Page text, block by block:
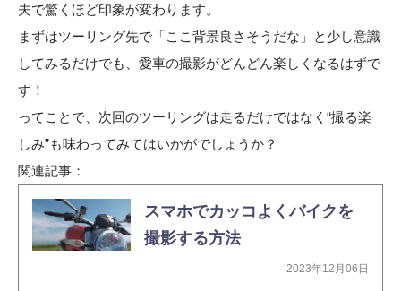
夫で驚くほど印象が変わります。
まずはツーリング先で「ここ背景良さそうだな」と少し意識
してみるだけでも、愛車の撮影がどんどん楽しくなるはずで
す！
ってことで、次回のツーリングは走るだけではなく“撮る楽
しみ”も味わってみてはいかがでしょうか？
関連記事：
スマホでカッコよくバイクを
撮影する方法
2023年12月06日